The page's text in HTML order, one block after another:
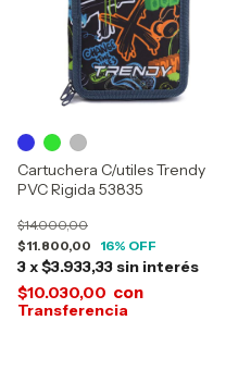
Cartuchera C/utiles Trendy
PVC Rigida 53835
$11.800,00
$14.000,00
16% OFF
3x$3.933,33 sin interés
$10.030,00 con